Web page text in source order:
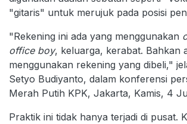
"gitaris" untuk merujuk pada posisi
"Rekening ini ada yang menggunakan
office boy, keluarga, kerabat. Bahkan
menggunakan rekening yang dibeli,"
Setyo Budiyanto, dalam konferensi
Merah Putih KPK, Jakarta, Kamis, 4
Praktik ini tidak hanya terjadi di pusat.